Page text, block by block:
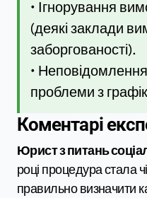
• Ігнорування
(деякі заклади
заборгованості).
•
проблеми з
Коментарі
Юрист з питань
році процедура стала
правильно визначити